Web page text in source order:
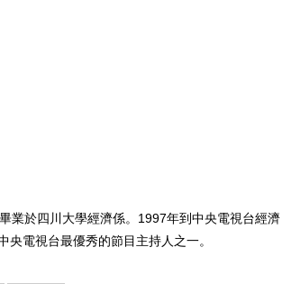
於四川大學經濟係。1997年到中央電視台經濟
電視台最優秀的節目主持人之一。